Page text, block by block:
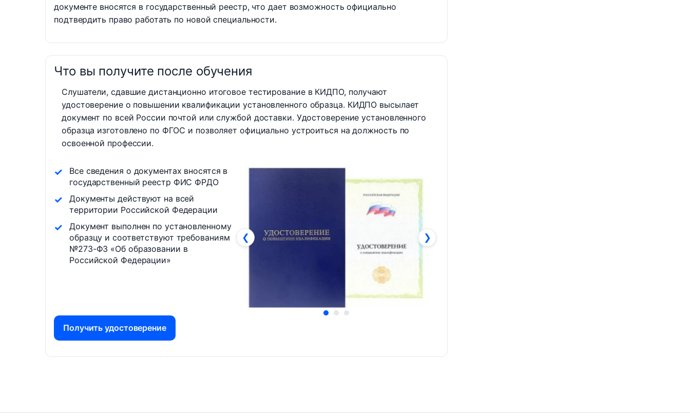
документе вносятся в государственный реестр, что дает возможность официально
подтвердить право работать по новой специальности.
Что вы получите после обучения
Слушатели, сдавшие дистанционно итоговое тестирование в КИДПО, получают
удостоверение о повышении квалификации установленного образца. КИДПО высылает
документ по всей России почтой или службой доставки. Удостоверение установленного
образца изготовлено по ФГОС и позволяет официально устроиться на должность по
освоенной профессии.
Все сведения о документах вносятся в
государственный реестр ФИС ФРДО
Документы действуют на всей
территории Российской Федерации
Документ выполнен по установленному
образцу и соответствуют требованиям
№273-ФЗ «Об образовании в
Российской Федерации»
❮ ❯
Получить удостоверение